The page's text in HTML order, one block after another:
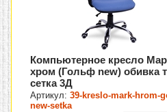
Компьютерное кресло
хром (Гольф new) обивка
сетка 3Д
Артикул:39-kreslo-mark-hrom-
new-setka